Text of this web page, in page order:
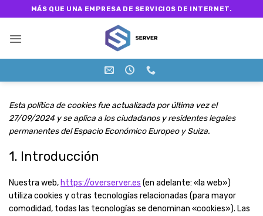
al
contenido
MÁS QUE UNA EMPRESA DE SERVICIOS DE INTERNET.
Esta política de cookies fue actualizada por última vez el
27/09/2024 y se aplica a los ciudadanos y residentes legales
permanentes del Espacio Económico Europeo y Suiza.
1. Introducción
Nuestra web, https://overserver.es (en adelante: «la web»)
utiliza cookies y otras tecnologías relacionadas (para mayor
comodidad, todas las tecnologías se denominan «cookies»). Las